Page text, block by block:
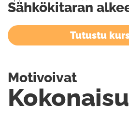
Sähkökitaran
Tutustu
Motivoivat